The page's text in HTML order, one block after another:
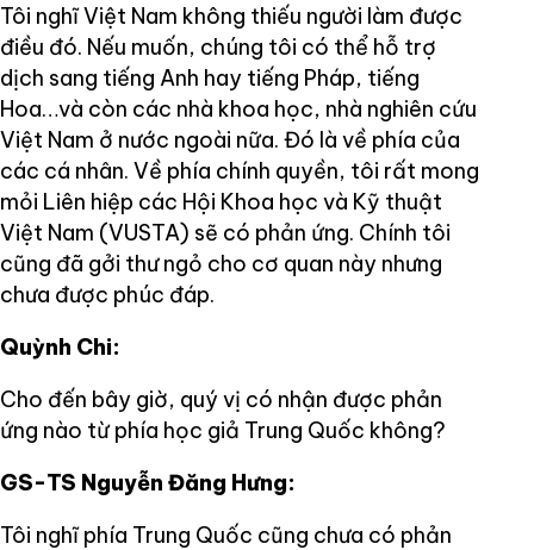
Tôi nghĩ Việt Nam không thiếu người làm được
điều đó. Nếu muốn, chúng tôi có thể hỗ trợ
dịch sang tiếng Anh hay tiếng Pháp, tiếng
Hoa…và còn các nhà khoa học, nhà nghiên cứu
Việt Nam ở nước ngoài nữa. Đó là về phía của
các cá nhân. Về phía chính quyền, tôi rất mong
mỏi Liên hiệp các Hội Khoa học và Kỹ thuật
Việt Nam (VUSTA) sẽ có phản ứng. Chính tôi
cũng đã gởi thư ngỏ cho cơ quan này nhưng
chưa được phúc đáp.
Quỳnh Chi:
Cho đến bây giờ, quý vị có nhận được phản
ứng nào từ phía học giả Trung Quốc không?
GS-TS Nguyễn Đăng Hưng:
Tôi nghĩ phía Trung Quốc cũng chưa có phản